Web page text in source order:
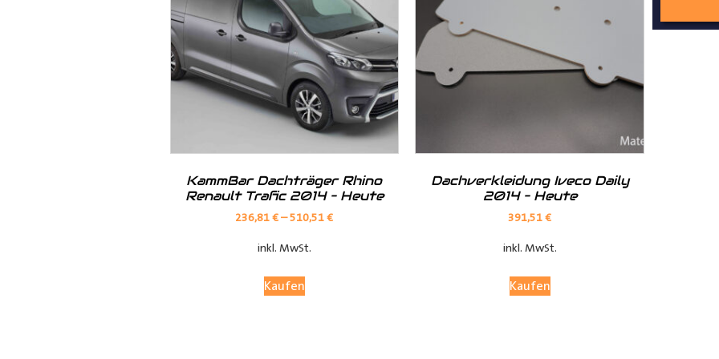
Hilfreiche Montageanleitungen und Tipps finden Sie auch auf unserem
Ihr Team vonDer Ausbauer
KammBar Dachträger Rhino
Renault Trafic 2014 – Heute
236,81€–510,51€
inkl. MwSt.
Kaufen
Dachverkleidung Iveco Daily
2014 – Heute
391,51€
inkl. MwSt.
Kaufen